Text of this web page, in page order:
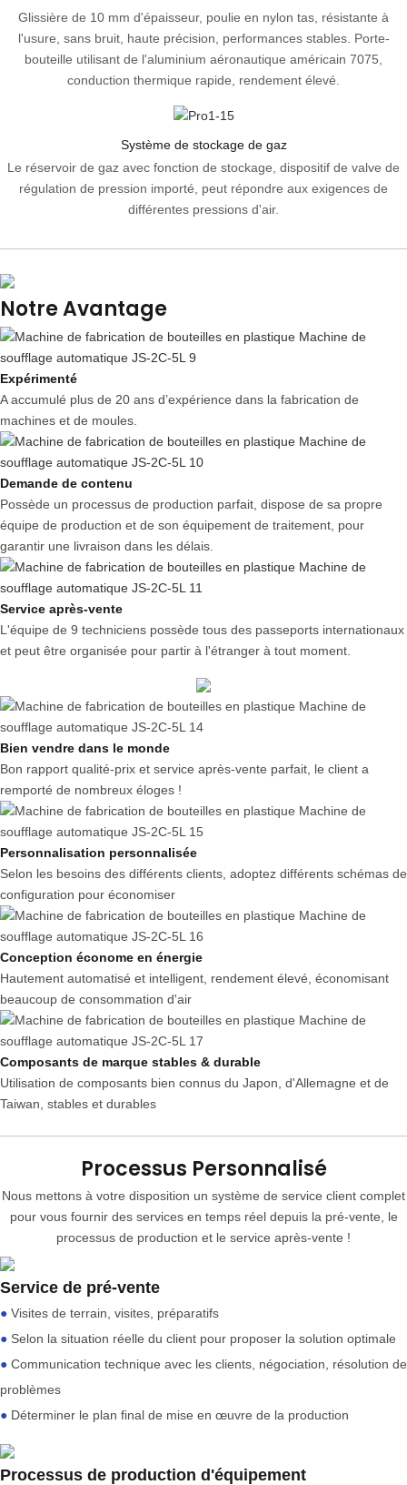
Glissière de 10 mm d'épaisseur, poulie en nylon tas, résistante à
l'usure, sans bruit, haute précision, performances stables. Porte-
bouteille utilisant de l'aluminium aéronautique américain 7075,
conduction thermique rapide, rendement élevé.
Système de stockage de gaz
Le réservoir de gaz avec fonction de stockage, dispositif de valve de
régulation de pression importé, peut répondre aux exigences de
différentes pressions d'air.
Notre Avantage
Expérimenté
A accumulé plus de 20 ans d’expérience dans la fabrication de
machines et de moules.
Demande de contenu
Possède un processus de production parfait, dispose de sa propre
équipe de production et de son équipement de traitement, pour
garantir une livraison dans les délais.
Service après-vente
L'équipe de 9 techniciens possède tous des passeports internationaux
et peut être organisée pour partir à l'étranger à tout moment.
Bien vendre dans le monde
Bon rapport qualité-prix et service après-vente parfait, le client a
remporté de nombreux éloges !
Personnalisation personnalisée
Selon les besoins des différents clients, adoptez différents schémas de
configuration pour économiser
Conception économe en énergie
Hautement automatisé et intelligent, rendement élevé, économisant
beaucoup de consommation d'air
Composants de marque stables & durable
Utilisation de composants bien connus du Japon, d'Allemagne et de
Taiwan, stables et durables
Processus Personnalisé
Nous mettons à votre disposition un système de service client complet
pour vous fournir des services en temps réel depuis la pré-vente, le
processus de production et le service après-vente !
Service de pré-vente
● Visites de terrain, visites, préparatifs
● Selon la situation réelle du client pour proposer la solution optimale
● Communication technique avec les clients, négociation, résolution de
problèmes
● Déterminer le plan final de mise en œuvre de la production
Processus de production d'équipement